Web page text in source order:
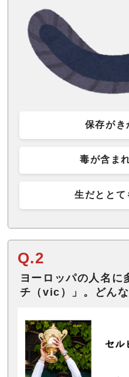
保存がき
毒が含ま
生だととて
Q.2
ヨーロッパの人名に
チ（vic）」。どん